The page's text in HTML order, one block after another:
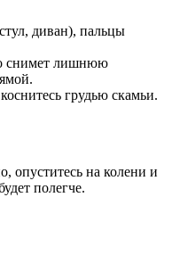
диван), пальцы
снимет лишнюю
грудью скамьи.
опуститесь на колени и
полегче.